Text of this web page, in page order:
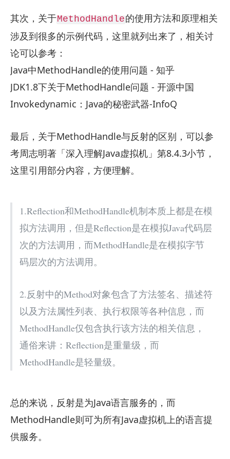
其次，关于MethodHandle的使用方法和原理相关
涉及到很多的示例代码，这里就列出来了，相关讨
论可以参考：
Java中MethodHandle的使用问题 - 知乎
JDK1.8下关于MethodHandle问题 - 开源中国
Invokedynamic：Java的秘密武器-InfoQ
最后，关于MethodHandle与反射的区别，可以参
考周志明著「深入理解Java虚拟机」第8.4.3小节，
这里引用部分内容，方便理解。
1.Reflection和MethodHandle机制本质上都是在模
拟方法调用，但是Reflection是在模拟Java代码层
次的方法调用，而MethodHandle是在模拟字节
码层次的方法调用。
2.反射中的Method对象包含了方法签名、描述符
以及方法属性列表、执行权限等各种信息，而
MethodHandle仅包含执行该方法的相关信息，
通俗来讲：Reflection是重量级，而
MethodHandle是轻量级。
总的来说，反射是为Java语言服务的，而
MethodHandle则可为所有Java虚拟机上的语言提
供服务。